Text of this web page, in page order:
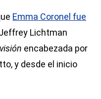
Emma Coronel fue
Lichtman
encabezada por
y desde el inicio